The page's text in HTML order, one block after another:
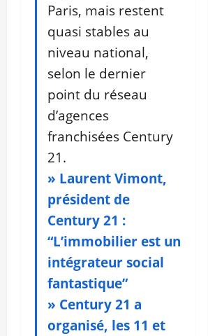
Paris, mais restent
quasi stables au
niveau national,
selon le dernier
point du réseau
d’agences
franchisées Century
21.
» Laurent Vimont,
président de
Century 21 :
“L’immobilier est un
intégrateur social
fantastique”
» Century 21 a
organisé, les 11 et